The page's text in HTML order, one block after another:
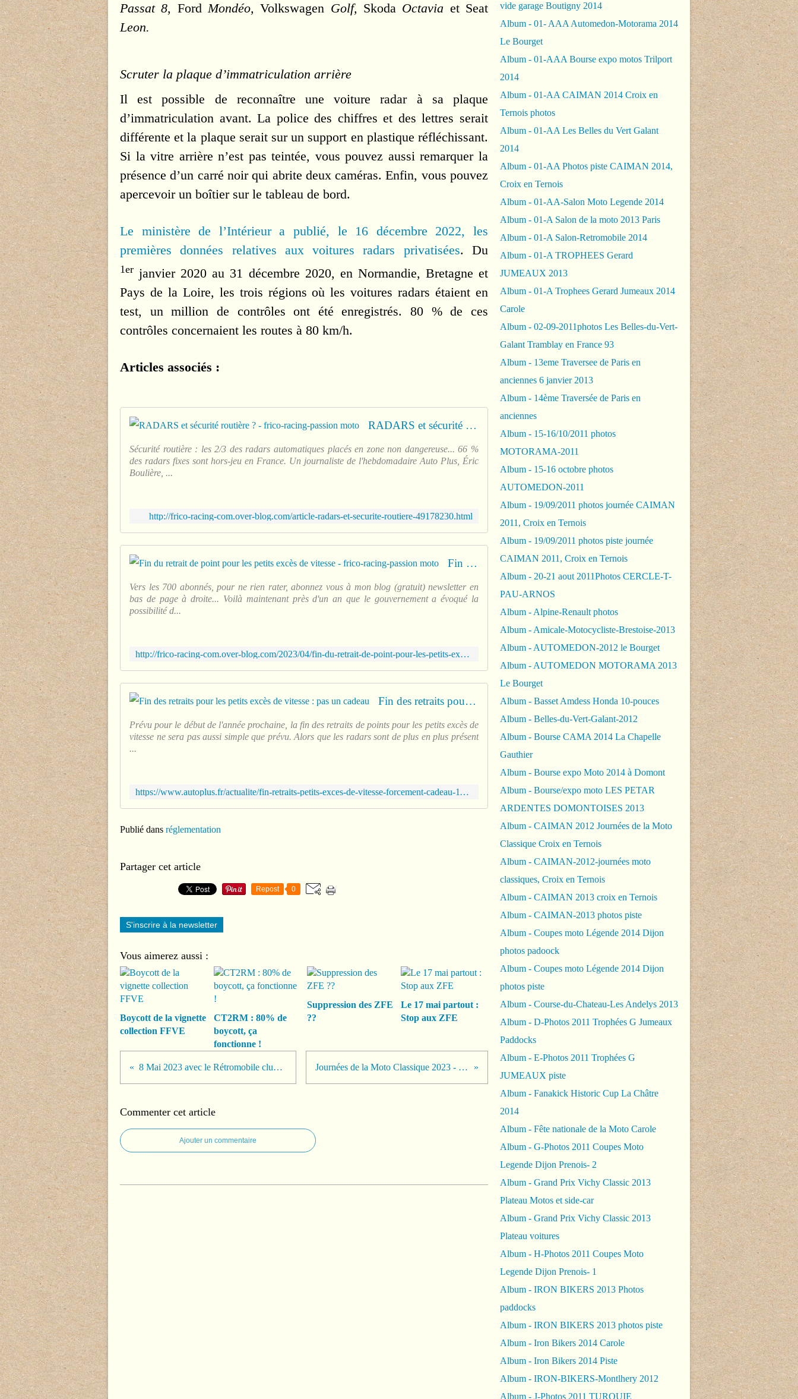
Passat 8, FordMondéo, Volkswagen Golf, Skoda Octavia et Seat
Leon.
Scruter la plaque d’immatriculation arrière
Il est possible de reconnaître une voiture radar à sa plaque
d’immatriculation avant. La police des chiffres et des lettres serait
différente et la plaque serait sur un support en plastique réfléchissant.
Si la vitre arrière n’est pas teintée, vous pouvez aussi remarquer la
présence d’un carré noir qui abrite deux caméras. Enfin, vous pouvez
apercevoir un boîtier sur le tableau de bord.
Le ministère de l’Intérieur a publié, le 16 décembre 2022, les
premières données relatives aux voitures radars privatisées. Du
1er janvier 2020 au 31 décembre 2020, en Normandie, Bretagne et
Pays de la Loire, les trois régions où les voitures radars étaient en
test, un million de contrôles ont été enregistrés. 80 % de ces
contrôles concernaient les routes à 80 km/h.
Articles associés :
RADARS et sécurité routière ? - frico-racing-passion moto
Sécurité routière : les 2/3 des radars automatiques placés en zone non dangereuse... 66 %
des radars fixes sont hors-jeu en France. Un journaliste de l'hebdomadaire Auto Plus, Éric
Boulière, ...
http://frico-racing-com.over-blog.com/article-radars-et-securite-routiere-49178230.html
Fin du retrait de point pour les petits excès de vitesse - frico-racing-passion moto
Vers les 700 abonnés, pour ne rien rater, abonnez vous à mon blog (gratuit) newsletter en
bas de page à droite... Voilà maintenant près d'un an que le gouvernement a évoqué la
possibilité d...
http://frico-racing-com.over-blog.com/2023/04/fin-du-retrait-de-point-pour-les-petits-exces-de-vitesse.html
Fin des retraits pour les petits excès de vitesse : pas un cadeau
Prévu pour le début de l'année prochaine, la fin des retraits de points pour les petits excès de
vitesse ne sera pas aussi simple que prévu. Alors que les radars sont de plus en plus présent
...
https://www.autoplus.fr/actualite/fin-retraits-petits-exces-de-vitesse-forcement-cadeau-1116616.html
Publié dans réglementation
Partager cet article
Repost 0
S'inscrire à la newsletter
Vous aimerez aussi :
Boycott de la vignette
collection FFVE
CT2RM : 80% de
boycott, ça
fonctionne !
Suppression des ZFE
??
Le 17 mai partout :
Stop aux ZFE
8 Mai 2023 avec le Rétromobile club de Saint Pathus Journées de la Moto Classique 2023 - Croix en Ternois
Commenter cet article
Ajouter un commentaire
vide garage Boutigny 2014
Album - 01- AAA Automedon-Motorama 2014
Le Bourget
Album - 01-AAA Bourse expo motos Trilport
2014
Album - 01-AA CAIMAN 2014 Croix en
Ternois photos
Album - 01-AA Les Belles du Vert Galant
2014
Album - 01-AA Photos piste CAIMAN 2014,
Croix en Ternois
Album - 01-AA-Salon Moto Legende 2014
Album - 01-A Salon de la moto 2013 Paris
Album - 01-A Salon-Retromobile 2014
Album - 01-A TROPHEES Gerard
JUMEAUX 2013
Album - 01-A Trophees Gerard Jumeaux 2014
Carole
Album - 02-09-2011photos Les Belles-du-Vert-
Galant Tramblay en France 93
Album - 13eme Traversee de Paris en
anciennes 6 janvier 2013
Album - 14ème Traversée de Paris en
anciennes
Album - 15-16/10/2011 photos
MOTORAMA-2011
Album - 15-16 octobre photos
AUTOMEDON-2011
Album - 19/09/2011 photos journée CAIMAN
2011, Croix en Ternois
Album - 19/09/2011 photos piste journée
CAIMAN 2011, Croix en Ternois
Album - 20-21 aout 2011Photos CERCLE-T-
PAU-ARNOS
Album - Alpine-Renault photos
Album - Amicale-Motocycliste-Brestoise-2013
Album - AUTOMEDON-2012 le Bourget
Album - AUTOMEDON MOTORAMA 2013
Le Bourget
Album - Basset Amdess Honda 10-pouces
Album - Belles-du-Vert-Galant-2012
Album - Bourse CAMA 2014 La Chapelle
Gauthier
Album - Bourse expo Moto 2014 à Domont
Album - Bourse/expo moto LES PETAR
ARDENTES DOMONTOISES 2013
Album - CAIMAN 2012 Journées de la Moto
Classique Croix en Ternois
Album - CAIMAN-2012-journées moto
classiques, Croix en Ternois
Album - CAIMAN 2013 croix en Ternois
Album - CAIMAN-2013 photos piste
Album - Coupes moto Légende 2014 Dijon
photos padoock
Album - Coupes moto Légende 2014 Dijon
photos piste
Album - Course-du-Chateau-Les Andelys 2013
Album - D-Photos 2011 Trophées G Jumeaux
Paddocks
Album - E-Photos 2011 Trophées G
JUMEAUX piste
Album - Fanakick Historic Cup La Châtre
2014
Album - Fête nationale de la Moto Carole
Album - G-Photos 2011 Coupes Moto
Legende Dijon Prenois- 2
Album - Grand Prix Vichy Classic 2013
Plateau Motos et side-car
Album - Grand Prix Vichy Classic 2013
Plateau voitures
Album - H-Photos 2011 Coupes Moto
Legende Dijon Prenois- 1
Album - IRON BIKERS 2013 Photos
paddocks
Album - IRON BIKERS 2013 photos piste
Album - Iron Bikers 2014 Carole
Album - Iron Bikers 2014 Piste
Album - IRON-BIKERS-Montlhery 2012
Album - J-Photos 2011 TURQUIE